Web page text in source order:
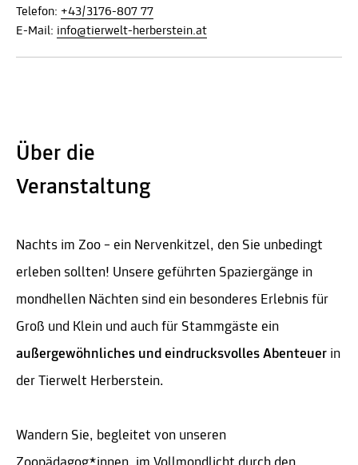
Telefon: +43/3176-807 77
E-Mail: info@tierwelt-herberstein.at
Über die
Veranstaltung
Nachts im Zoo – ein Nervenkitzel, den Sie unbedingt
erleben sollten! Unsere geführten Spaziergänge in
mondhellen Nächten sind ein besonderes Erlebnis für
Groß und Klein und auch für Stammgäste ein
außergewöhnliches und eindrucksvolles Abenteuer in
der Tierwelt Herberstein.
Wandern Sie, begleitet von unseren